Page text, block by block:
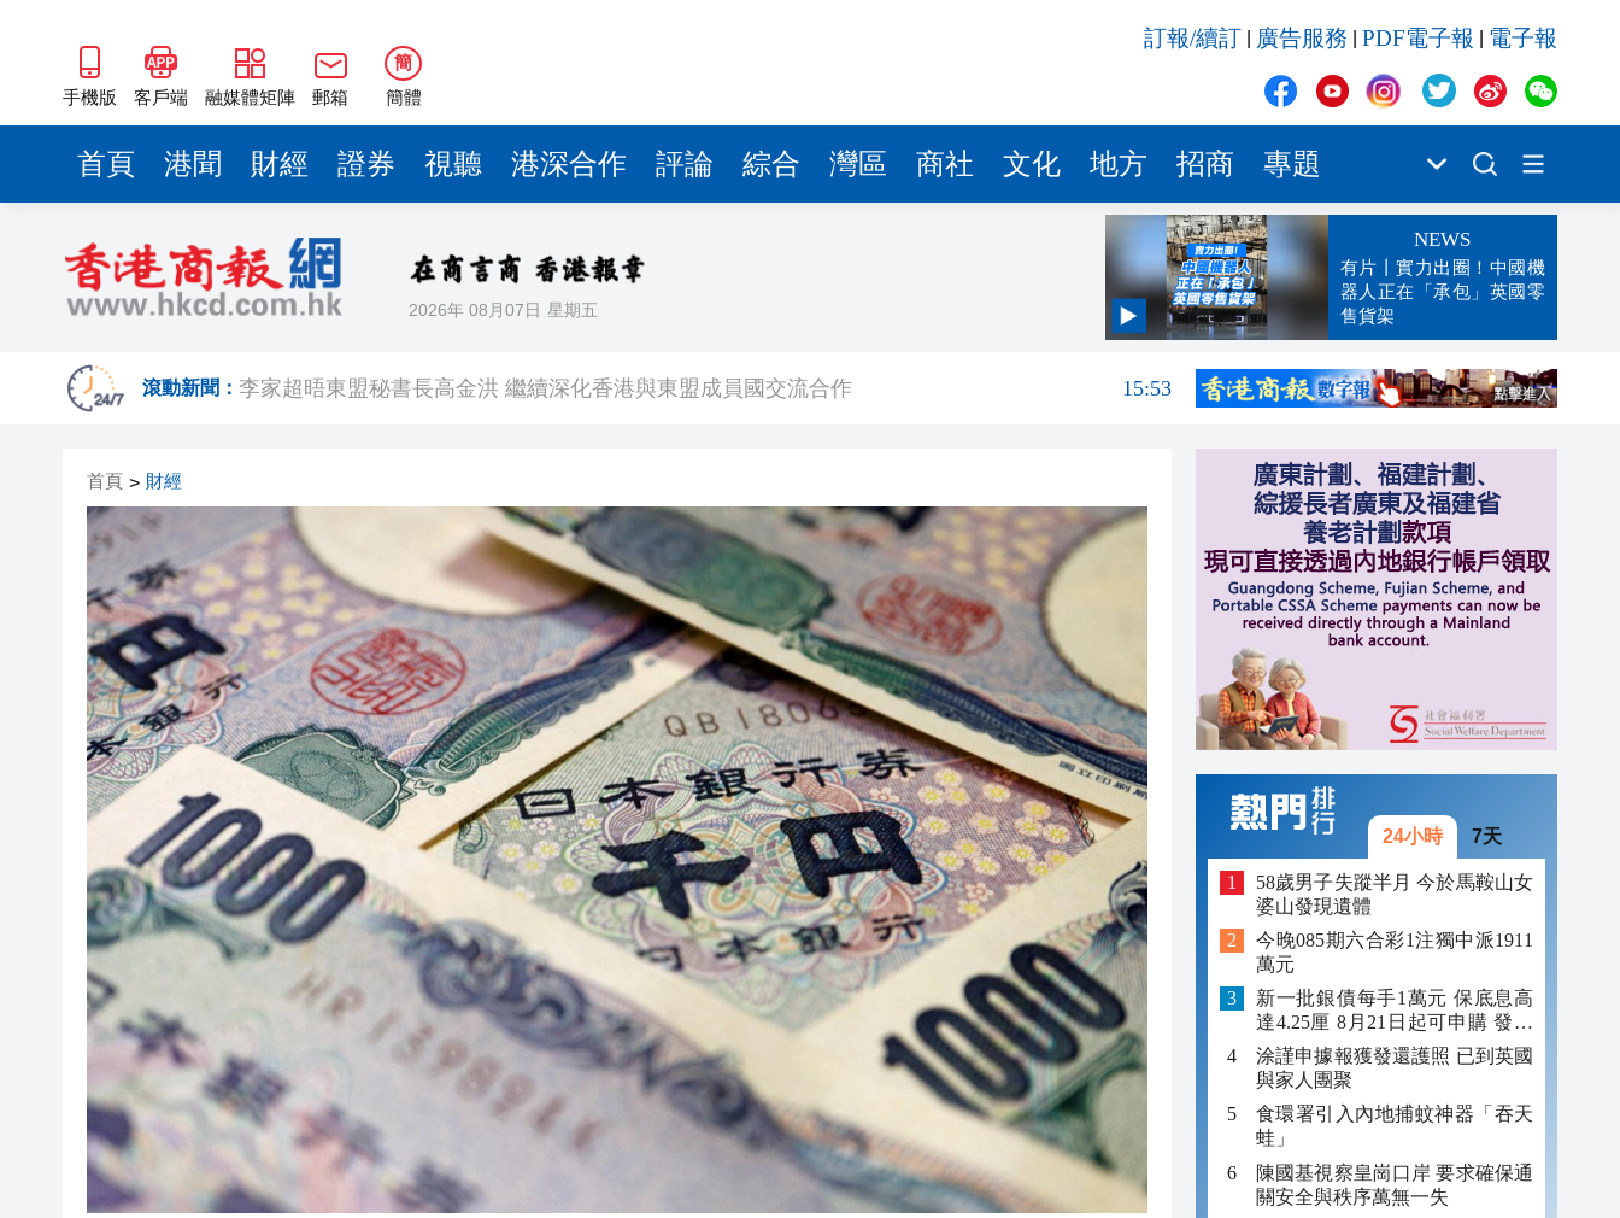
手機版 客戶端 融媒體矩陣 郵箱
簡
簡體
訂報/續訂 廣告服務 PDF電子報 電子報
首頁 港聞 財經 證券 視聽 港深合作 評論 綜合 灣區 商社 文化 地方 招商 專題
2026年 08月07日 星期五
NEWS
有片丨實力出圈！中國機
器人正在「承包」英國零
售貨架
滾動新聞：
15:54
李家超晤東盟秘書長高金洪 繼續深化香港與東盟成員國交流合作
15:53
有片｜【港校會客廳】對話陳頌瑛：以傳統文化底色擁抱 AI 藝術新發展
15:36
陳家齊：港投11家被投企業已在港上市 逾30家排隊申請IPO
戶外工友中暑風險高 工會倡列為可補償職業病
A股年內第一高價股今起申購 中一簽需繳款9.34萬元
首頁 > 財經
24小時 7天
58歲男子失蹤半月 今於馬鞍山女
婆山發現遺體
今晚085期六合彩1注獨中派1911
萬元
新一批銀債每手1萬元 保底息高
達4.25厘 8月21日起可申購 發行
金額最多550億
涂謹申據報獲發還護照 已到英國
與家人團聚
食環署引入內地捕蚊神器「吞天
蛙」
陳國基視察皇崗口岸 要求確保通
關安全與秩序萬無一失